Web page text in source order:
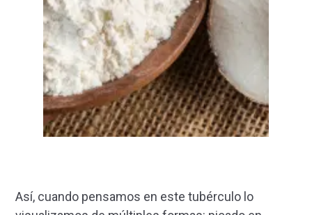
Así, cuando pensamos en este tubérculo lo